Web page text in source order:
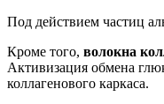
Под действием частиц
Кроме того, волокна
Активизация обмена
коллагенового каркаса.